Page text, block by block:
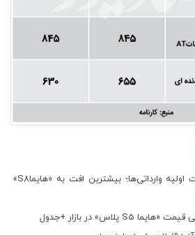
ناخشنودی بازار از قیمت اولیه وارداتی‌ها؛ بیشترین افت به «هایماS8»